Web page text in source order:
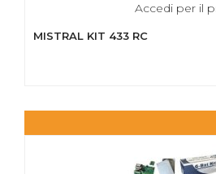
Accedi per il
MISTRAL KIT 433 RC